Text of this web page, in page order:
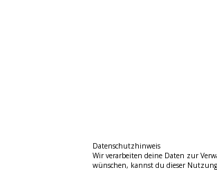
Datenschutzhinweis
Wir verarbeiten deine Daten zur
wünschen, kannst du dieser